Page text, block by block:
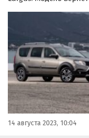
изначально,
на пресс-службу
14 августа 2023, 10:04